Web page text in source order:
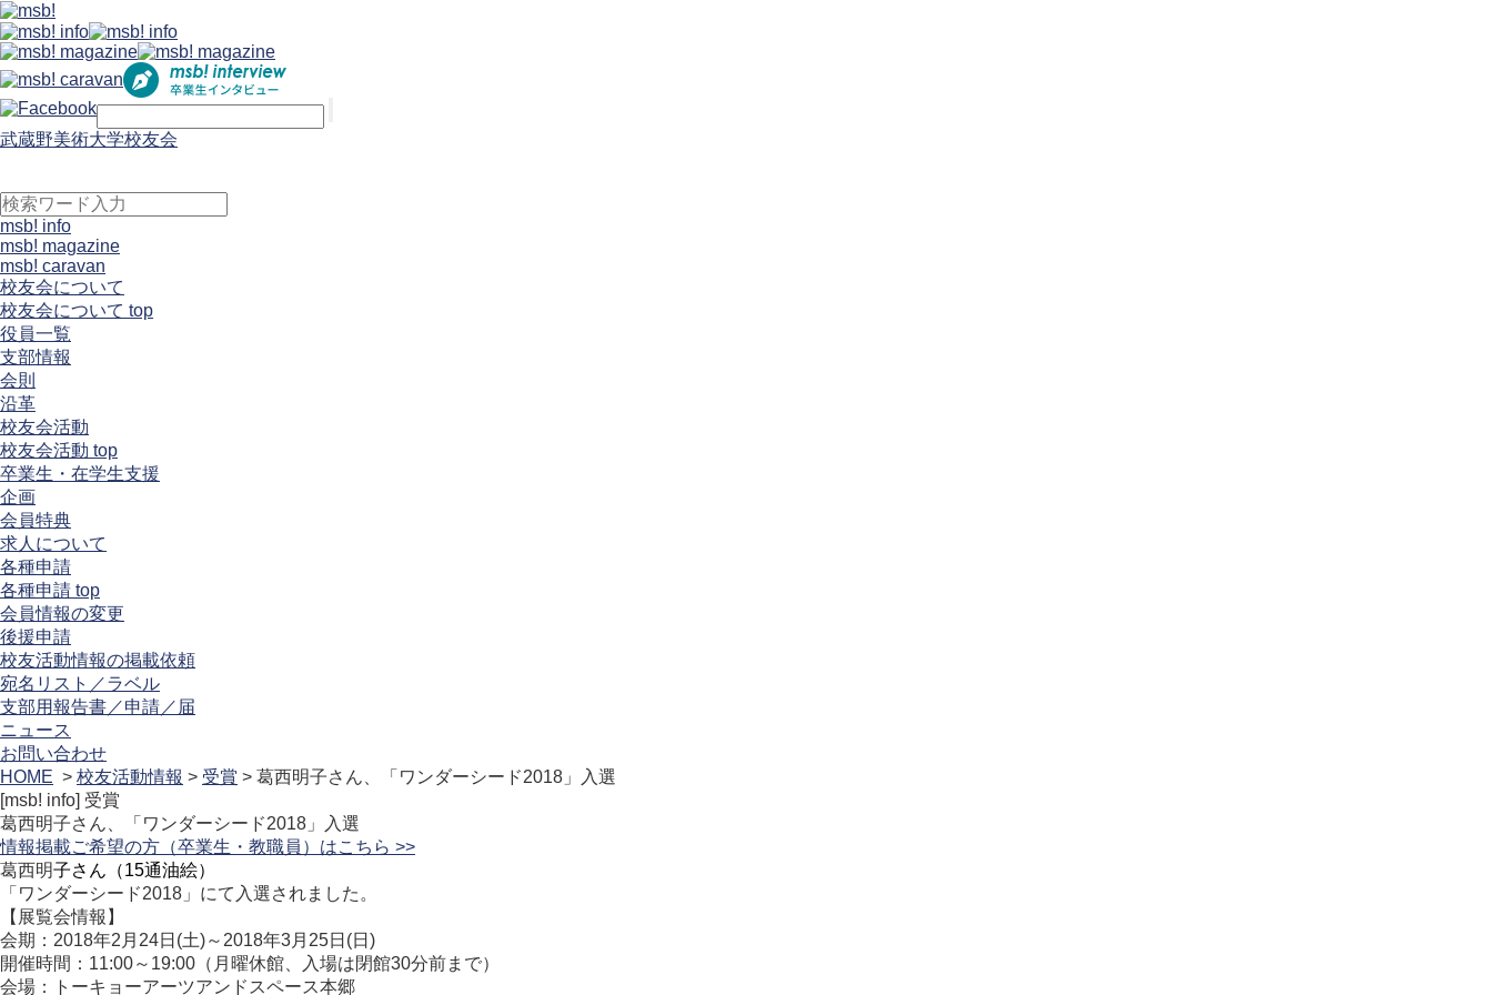
武蔵野美術大学校友会
msb! info
msb! magazine
msb! caravan
校友会について
校友会について top
役員一覧
支部情報
会則
沿革
校友会活動
校友会活動 top
卒業生・在学生支援
企画
会員特典
求人について
各種申請
各種申請 top
会員情報の変更
後援申請
校友活動情報の掲載依頼
宛名リスト／ラベル
支部用報告書／申請／届
ニュース
お問い合わせ
HOME > 校友活動情報 > 受賞 > 葛西明子さん、「ワンダーシード2018」入選
[msb! info] 受賞
葛西明子さん、「ワンダーシード2018」入選
情報掲載ご希望の方（卒業生・教職員）はこちら >>
葛西明子さん（15通油絵）
「ワンダーシード2018」にて入選されました。
【展覧会情報】
会期：2018年2月24日(土)～2018年3月25日(日)
開催時間：11:00～19:00（月曜休館、入場は閉館30分前まで）
会場：トーキョーアーツアンドスペース本郷